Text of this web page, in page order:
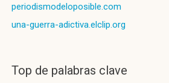
periodismodeloposible.com
una-guerra-adictiva.elclip.org
Top de palabras clave